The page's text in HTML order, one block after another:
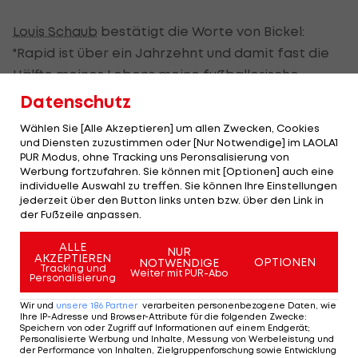
Louis Schaub bestätigt die Worte von Bickel:
"Rapid ist über ein Jahrzehnt und damit fast die
Hälfte meines Lebens meine fußballerische
Heimat gewesen und ich werde mich dem Klub
dankbar für diese Zeit und hätte mich natürlich
lieber mit einem Titel verabschiedet. Nichts
desto trotz freue ich mich auf meine neue
Aufgabe in Köln und bin überzeugt, dass dieser
Schritt für mich und mit bald 24 Jahren der
richtige ist. Ich hoffe, dass ich mit zwei Siegen in
den verbleibenden Bundesligaspielen auf
Wiedersehen sagen kann und danke allen im
Verein für die Unterstützung in den letzten
Jahren. Ganz besonders auch der großen Rapid-
Familie mit ihren Vereinsmitgliedern und tollen
Datenschutz
Wählen Sie [Alle Akzeptieren] um allen Zwecken, Cookies
und Diensten zuzustimmen oder [Nur Notwendige] im LAOLA1
PUR Modus, ohne Tracking uns Peronsalisierung von
Werbung fortzufahren. Sie können mit [Optionen] auch eine
individuelle Auswahl zu treffen. Sie können Ihre Einstellungen
jederzeit über den Button links unten bzw. über den Link in
der Fußzeile anpassen.
ALLE
AKZEPTIEREN
Tracking und
Personalisierung
NUR
NOTWENDIGE
Weiter mit PUR-Abo
OPTIONEN
Wir und unsere 186 Partner verarbeiten personenbezogene Daten, wie
Ihre IP-Adresse und Browser-Attribute für die folgenden Zwecke:
Speichern von oder Zugriff auf Informationen auf einem Endgerät;
Personalisierte Werbung und Inhalte, Messung von Werbeleistung und
der Performance von Inhalten, Zielgruppenforschung sowie Entwicklung